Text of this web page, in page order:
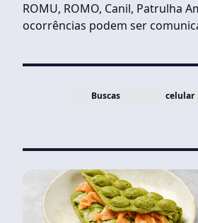
ROMU, ROMO, Canil, Patrulha
ocorrências podem ser
Buscas celular